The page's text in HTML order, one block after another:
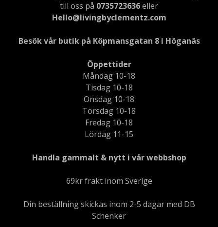
till oss på 0735723636eller
Hello@livingbyclementz.com
Besök vår butik på Köpmansgatan 8 i Höganäs
Öppettider
Måndag 10-18
Tisdag 10-18
Onsdag 10-18
Torsdag 10-18
Fredag 10-18
Lördag 11-15
Handla gammalt & nytt i vår webbshop
69kr frakt inom Sverige
Din beställning skickas inom 2-5 dagar med DB
Schenker